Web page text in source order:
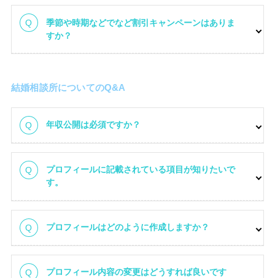
季節や時期などでなど割引キャンペーンはありま
すか？
結婚相談所についてのQ&A
年収公開は必須ですか？
プロフィールに記載されている項目が知りたいで
す。
プロフィールはどのように作成しますか？
プロフィール内容の変更はどうすれば良いです